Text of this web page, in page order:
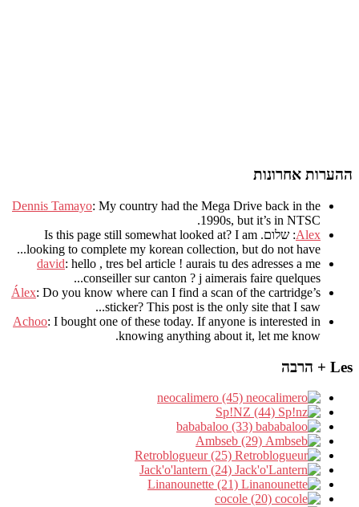
ההערות אחרונות
Dennis Tamayo: My country had the Mega Drive back in the
1990s, but it’s in NTSC
.
Alex: שלום. Is this page still somewhat looked at? I am
looking to complete my korean collection, but do not have..
.
david: hello , tres bel article ! aurais tu des adresses a me
conseiller sur canton ? j aimerais faire quelques..
.
Álex: Do you know where can I find a scan of the cartridge’s
sticker? This post is the only site that I saw...
Achoo: I bought one of these today. If anyone is interested in
knowing anything about it, let me know.
Les + הרבה